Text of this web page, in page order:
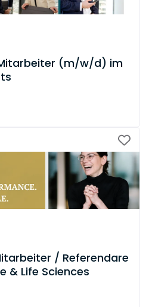
(m/w/d) im
/ Referendare
& Life Sciences